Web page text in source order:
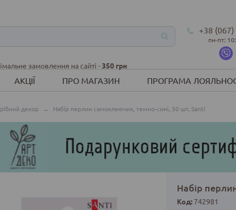
замовлення на сайті -350 грн
+38
пн-пт:
АКЦІЇ ПРО МАГАЗИН ПРОГРАМА
декор → Набір перлин самоклеючих, темно-сині, 50 шт, Santi
Набір
Код: 742981